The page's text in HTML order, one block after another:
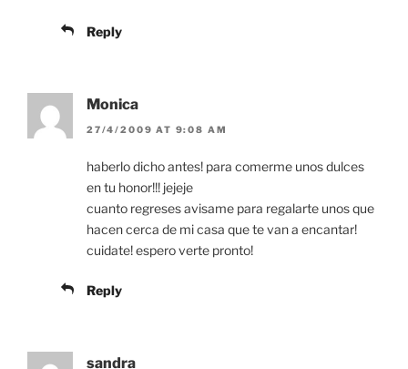
Reply
Monica
27/4/2009 AT 9:08 AM
haberlo dicho antes! para comerme unos dulces
en tu honor!!! jejeje
cuanto regreses avisame para regalarte unos que
hacen cerca de mi casa que te van a encantar!
cuidate! espero verte pronto!
Reply
sandra